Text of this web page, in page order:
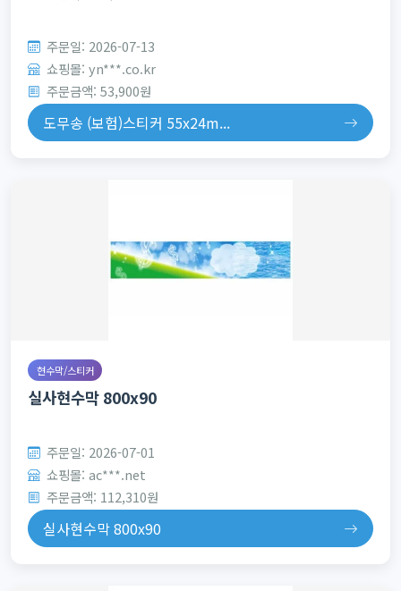
주문일: 2026-07-13
쇼핑몰: yn***.co.kr
주문금액: 53,900원
도무송 (보험)스티커 55x24m...
현수막/스티커
실사현수막 800x90
주문일: 2026-07-01
쇼핑몰: ac***.net
주문금액: 112,310원
실사현수막 800x90